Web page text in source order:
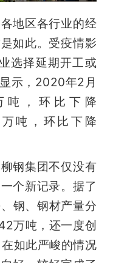
地区各行业的经
如此。受疫情影
选择延期开工或
示，2020年2月
吨，环比下降
吨，环比下降
钢集团不仅没有
个新记录。据了
钢、钢材产量分
万吨，还一度创
如此严峻的情况